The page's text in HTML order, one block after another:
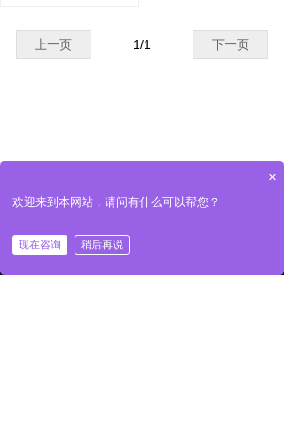
上一页 下一页
1/1
낀
首页 一键拨号
×
欢迎来到本网站，请问有什么可以帮您？
现在咨询 稍后再说